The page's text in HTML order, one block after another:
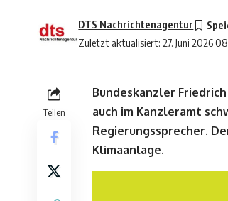
Zuletzt aktualisiert: 27. Juni 2026
DTS Nachrichtenagentur
Teilen
Bundeskanzler
auch im Kanzleramt
Regierungssprecher.
Klimaanlage.